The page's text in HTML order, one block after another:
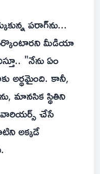
పరాగ్‌ను...
మీడియా
"నేను ఏం
అర్థమైంది. కానీ,
మానసిక స్థితిని
వారియర్స్ చేసే
అక్కడే